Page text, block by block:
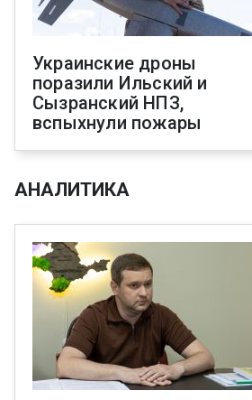
Украинские дроны
поразили Ильский и
Сызранский НПЗ,
вспыхнули пожары
АНАЛИТИКА